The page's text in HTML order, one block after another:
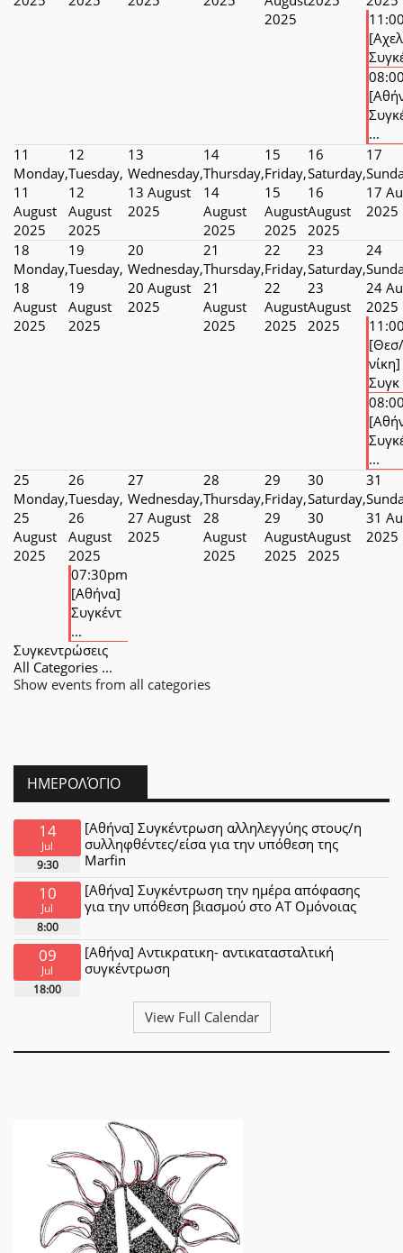
2025
...
11
Monday,
11
August
2025
12
Tuesday,
12
August
2025
13
Wednesday,
13 August
2025
14
Thursday,
14
August
2025
15
Friday,
15
August
2025
16
Saturday,
16
August
2025
17
17
2025
18
Monday,
18
August
2025
19
Tuesday,
19
August
2025
20
Wednesday,
20 August
2025
21
Thursday,
21
August
2025
22
Friday,
22
August
2025
23
Saturday,
23
August
2025
24
24
2025
[Θεσ/
νίκη]
Συγκ
...
25
Monday,
25
August
2025
26
Tuesday,
26
August
2025
07:30pm
[Αθήνα]
Συγκέντ
...
27
Wednesday,
27 August
2025
28
Thursday,
28
August
2025
29
Friday,
29
August
2025
30
Saturday,
30
August
2025
31
31
2025
Συγκεντρώσεις
All Categories ...
Show events from all categories
ΗΜΕΡΟΛΌΓΙΟ
14
Jul
9:30
[Αθήνα] Συγκέντρωση αλληλεγγύης στους/η
συλληφθέντες/είσα για την υπόθεση της
Marfin
10
Jul
8:00
[Αθήνα] Συγκέντρωση την ημέρα απόφασης
για την υπόθεση βιασμού στο ΑΤ Ομόνοιας
09
Jul
18:00
[Αθήνα] Αντικρατικη- αντικατασταλτική
συγκέντρωση
View Full Calendar